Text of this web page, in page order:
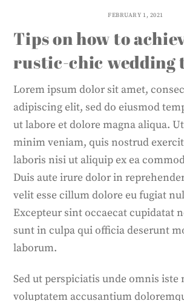
FEBRUARY 1, 2021
Tips on how to
rustic-chic wedding
Lorem ipsum dolor sit amet,
adipiscing elit, sed do eiusmod
ut labore et dolore magna aliqua.
minim veniam, quis nostrud
laboris nisi ut aliquip ex ea
Duis aute irure dolor in
velit esse cillum dolore eu fugiat
Excepteur sint occaecat cupidatat
sunt in culpa qui officia deserunt
laborum.
Sed ut perspiciatis unde omnis iste
voluptatem accusantium